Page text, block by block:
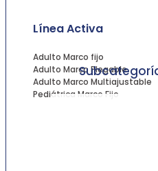
Línea Activa
Adulto Marco fijo
Adulto Marco Plegable
Adulto Marco Multiajustable
Pediátrica Marco Fijo